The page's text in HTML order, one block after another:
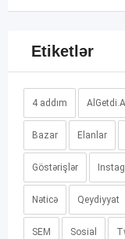
Etiketlər
4 addım
Bazar Elanlar
Göstərişlər
Nəticə Qeydiyyat
SEM Sosial